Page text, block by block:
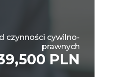
czynności cywilno-
prawnych
PLN